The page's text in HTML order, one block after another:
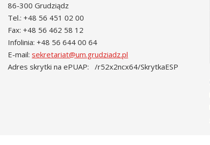
86-300 Grudziądz
Tel.: +48 56 451 02 00
Fax: +48 56 462 58 12
Infolinia: +48 56 644 00 64
E-mail:sekretariat@um.grudziadz.pl
Adres skrytki na ePUAP: /r52x2ncx64/SkrytkaESP